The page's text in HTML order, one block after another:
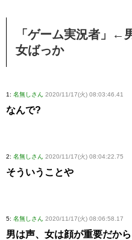
「ゲーム実況者」
女ばっか
1: 名無しさん 2020/11/17(火) 08:03:46.41
なんで?
2: 名無しさん 2020/11/17(火) 08:04:22.75
そういうことや
5: 名無しさん 2020/11/17(火) 08:06:58.17
男は声、女は顔が重要だから